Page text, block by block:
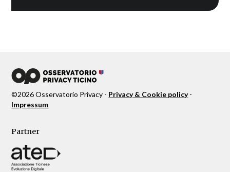
©2026Osservatorio Privacy - Privacy & Cookie policy-
Impressum
Partner